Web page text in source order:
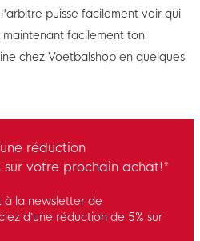
puisse facilement voir qui
facilement ton
chez Voetbalshop en quelques
réduction
sur votre prochain achat!*
à la newsletter de
d’une réduction de 5% sur